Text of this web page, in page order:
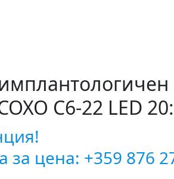
C6-22 LED
за цена: +359 876